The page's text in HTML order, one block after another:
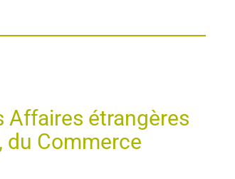
Affaires étrangères
du Commerce